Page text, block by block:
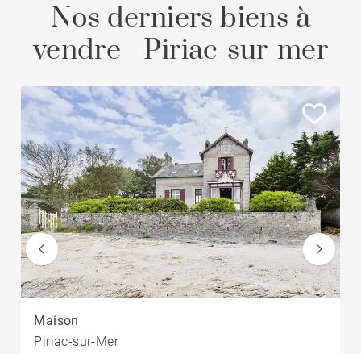
Nos derniers biens à
vendre - Piriac-sur-mer
Maison
Piriac-sur-Mer